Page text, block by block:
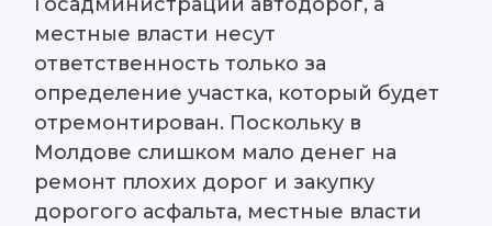
местные власти несут
ответственность только за
определение участка, который будет
отремонтирован. Поскольку в
Молдове слишком мало денег на
ремонт плохих дорог и закупку
дорогого асфальта, местные власти